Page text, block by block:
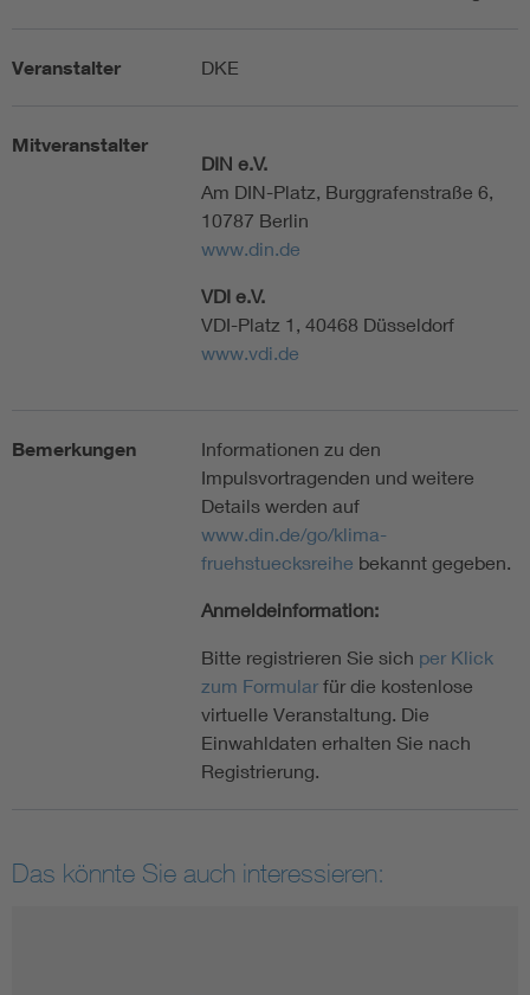
Veranstalter DKE
Mitveranstalter
DIN e.V.
Am DIN-Platz, Burggrafenstraße 6,
10787 Berlin
www.din.de
VDI e.V.
VDI-Platz 1, 40468 Düsseldorf
www.vdi.de
Bemerkungen
Informationen zu den
Impulsvortragenden und weitere
Details werden auf
www.din.de/go/klima-
fruehstuecksreihe bekannt gegeben.
Anmeldeinformation:
Bitte registrieren Sie sich per Klick
zum Formular für die kostenlose
virtuelle Veranstaltung. Die
Einwahldaten erhalten Sie nach
Registrierung.
Das könnte Sie auch interessieren: